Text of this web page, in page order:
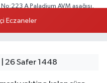
A Paladium AVM aşağısı,
QNB BANK
Eczaneler
26 Safer 1448